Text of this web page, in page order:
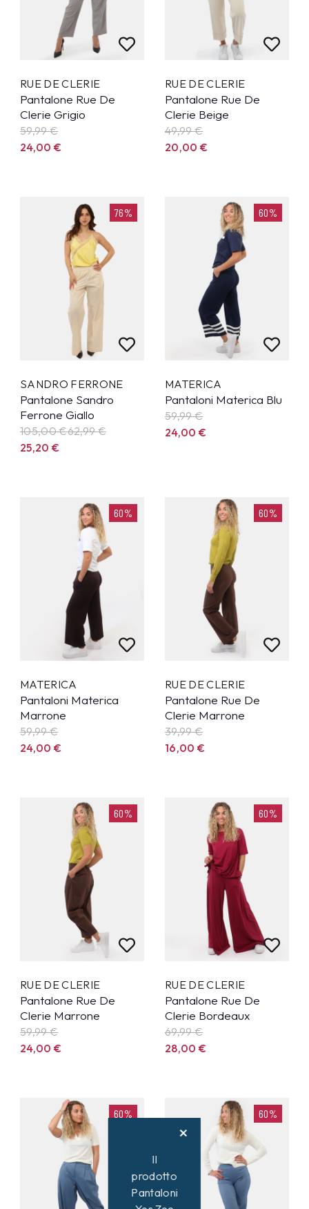
RUE DE CLERIE
Pantalone Rue De
Clerie Grigio
59,99€
24,00€
RUE DE CLERIE
Pantalone Rue De
Clerie Beige
49,99€
20,00€
76%
SANDRO FERRONE
Pantalone Sandro
Ferrone Giallo
105,00 €62,99€
25,20€
60%
MATERICA
Pantaloni Materica Blu
59,99€
24,00€
60%
MATERICA
Pantaloni Materica
Marrone
59,99€
24,00€
60%
RUE DE CLERIE
Pantalone Rue De
Clerie Marrone
39,99€
16,00€
60%
RUE DE CLERIE
Pantalone Rue De
Clerie Marrone
59,99€
24,00€
60%
RUE DE CLERIE
Pantalone Rue De
Clerie Bordeaux
69,99€
28,00€
60% 60%
Il
prodotto
Pantaloni